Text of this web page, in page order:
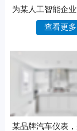
为某人工智能企
查看更多
某品牌汽车仪表